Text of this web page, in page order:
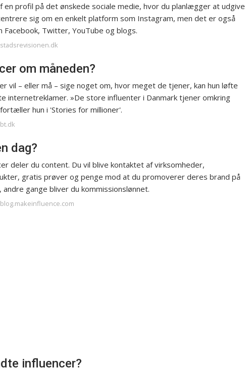
profil på det ønskede sociale medie, hvor du planlægger at udgive
sig om en enkelt platform som Instagram, men det er også
Twitter, YouTube og blogs.
om måneden?
– eller må – sige noget om, hvor meget de tjener, kan hun løfte
internetreklamer. »De store influenter i Danmark tjener omkring
hun i 'Stories for millioner'.
dag?
deler du content. Du vil blive kontaktet af virksomheder,
gratis prøver og penge mod at du promoverer deres brand på
gange bliver du kommissionslønnet.
influencer?